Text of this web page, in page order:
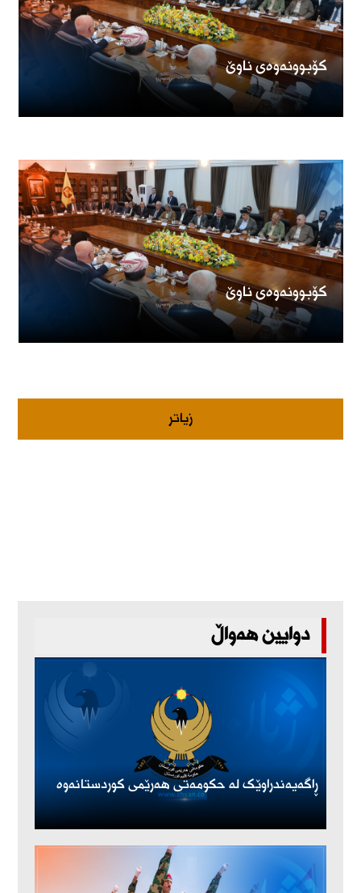
کۆبوونەوەی ناوێ
کۆبوونەوەی ناوێ
زیاتر
دوایین هەواڵ
ڕاگەیەندراوێک لە حکومەتی هەرێمی کوردستانەوە